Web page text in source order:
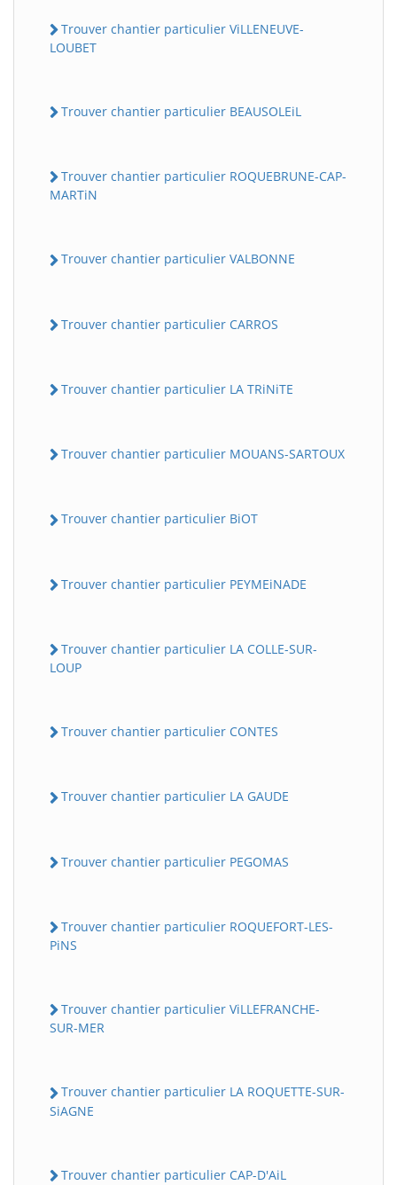
Trouver chantier particulier ViLLENEUVE-
LOUBET
Trouver chantier particulier BEAUSOLEiL
Trouver chantier particulier ROQUEBRUNE-CAP-
MARTiN
Trouver chantier particulier VALBONNE
Trouver chantier particulier CARROS
Trouver chantier particulier LA TRiNiTE
Trouver chantier particulier MOUANS-SARTOUX
Trouver chantier particulier BiOT
Trouver chantier particulier PEYMEiNADE
Trouver chantier particulier LA COLLE-SUR-
LOUP
Trouver chantier particulier CONTES
Trouver chantier particulier LA GAUDE
Trouver chantier particulier PEGOMAS
Trouver chantier particulier ROQUEFORT-LES-
PiNS
Trouver chantier particulier ViLLEFRANCHE-
SUR-MER
Trouver chantier particulier LA ROQUETTE-SUR-
SiAGNE
Trouver chantier particulier CAP-D'AiL